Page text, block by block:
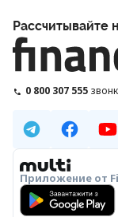
Рассчитывайте
0 800 307 555
Приложение от